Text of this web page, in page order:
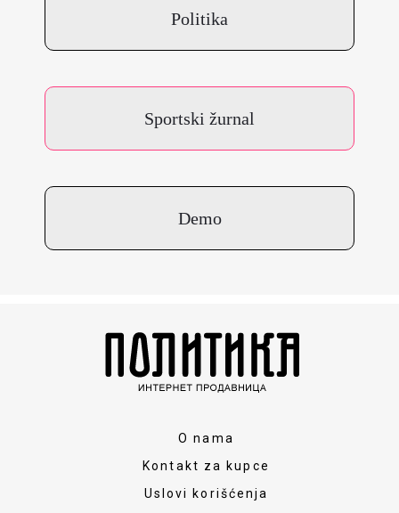
Politika
Sportski žurnal
Demo
O nama
Kontakt za kupce
Uslovi korišćenja